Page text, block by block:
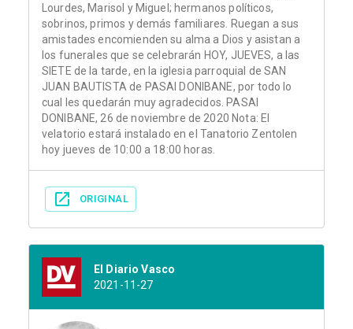
Lourdes, Marisol y Miguel; hermanos políticos,
sobrinos, primos y demás familiares. Ruegan a sus
amistades encomienden su alma a Dios y asistan a
los funerales que se celebrarán HOY, JUEVES, a las
SIETE de la tarde, en la iglesia parroquial de SAN
JUAN BAUTISTA de PASAI DONIBANE, por todo lo
cual les quedarán muy agradecidos. PASAI
DONIBANE, 26 de noviembre de 2020 Nota: El
velatorio estará instalado en el Tanatorio Zentolen
hoy jueves de 10:00 a 18:00 horas.
ORIGINAL
El Diario Vasco
2021-11-27